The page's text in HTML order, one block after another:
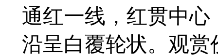
通红一线，红贯中
沿呈白覆轮状。观